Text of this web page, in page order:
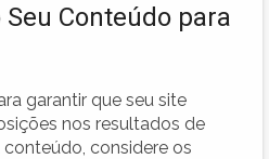
Conteúdo para
garantir que seu site
nos resultados de
considere os